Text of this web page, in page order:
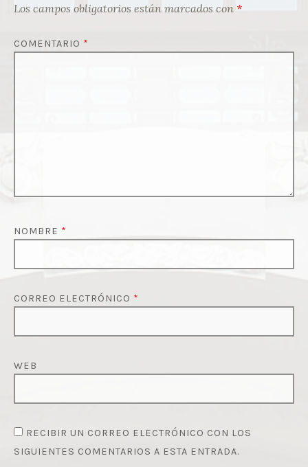
Los campos obligatorios están marcados con *
COMENTARIO *
NOMBRE *
CORREO ELECTRÓNICO *
WEB
RECIBIR UN CORREO ELECTRÓNICO CON LOS
SIGUIENTES COMENTARIOS A ESTA ENTRADA.